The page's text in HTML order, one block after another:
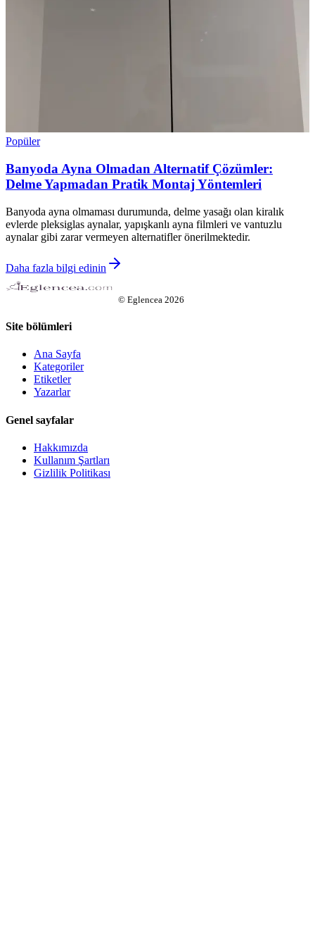
Popüler
Banyoda Ayna Olmadan Alternatif Çözümler:
Delme Yapmadan Pratik Montaj Yöntemleri
Banyoda ayna olmaması durumunda, delme yasağı olan kiralık
evlerde pleksiglas aynalar, yapışkanlı ayna filmleri ve vantuzlu
aynalar gibi zarar vermeyen alternatifler önerilmektedir.
Daha fazla bilgi edinin
© Eglencea 2026
Site bölümleri
Ana Sayfa
Kategoriler
Etiketler
Yazarlar
Genel sayfalar
Hakkımızda
Kullanım Şartları
Gizlilik Politikası